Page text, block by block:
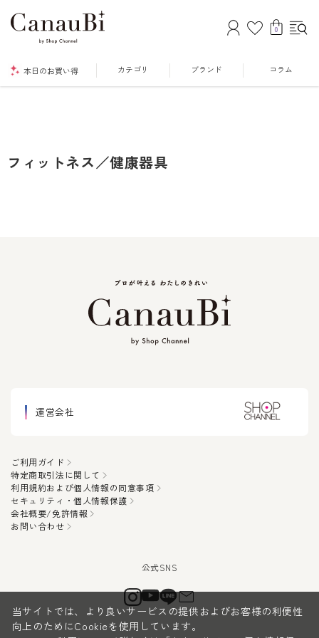
0
本日のお買い得 カテゴリ ブランド コラム
フィットネス／健康器具
運営会社
ご利用ガイド
特定商取引法に関して
利用規約および個人情報の同意事項
セキュリティ・個人情報保護
会社概要/免許情報
お問い合わせ
当サイトでは、より良いサービスの提供およびお客様の利便性
向上のためにCookieを使用しています。